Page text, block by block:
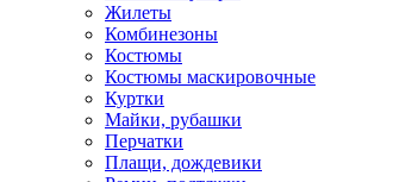
Жилеты
Комбинезоны
Костюмы
Костюмы маскировочные
Куртки
Майки, рубашки
Перчатки
Плащи, дождевики